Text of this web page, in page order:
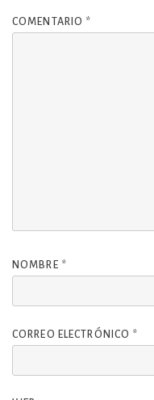
COMENTARIO *
NOMBRE *
CORREO ELECTRÓNICO *